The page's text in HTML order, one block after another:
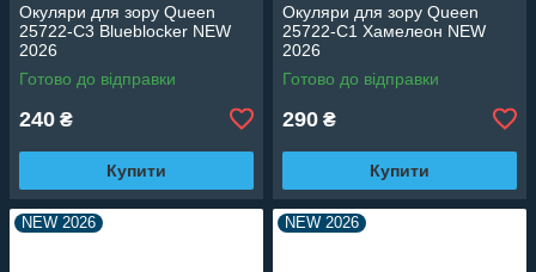
Окуляри для зору Queen
25722-C3 Blueblocker NEW
2026
Готово до відправки
240 ₴
Купити
Окуляри для зору Queen
25722-C1 Хамелеон NEW
2026
Готово до відправки
290 ₴
Купити
NEW 2026 NEW 2026